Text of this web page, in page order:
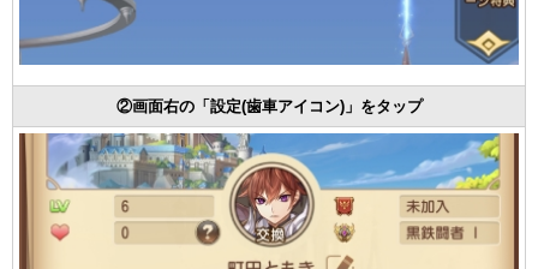
②画面右の「設定(歯車アイコン)」をタップ